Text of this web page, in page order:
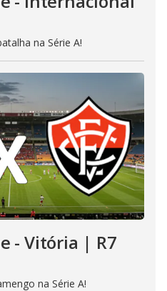
na Série A!
- Vitória | R7
na Série A!